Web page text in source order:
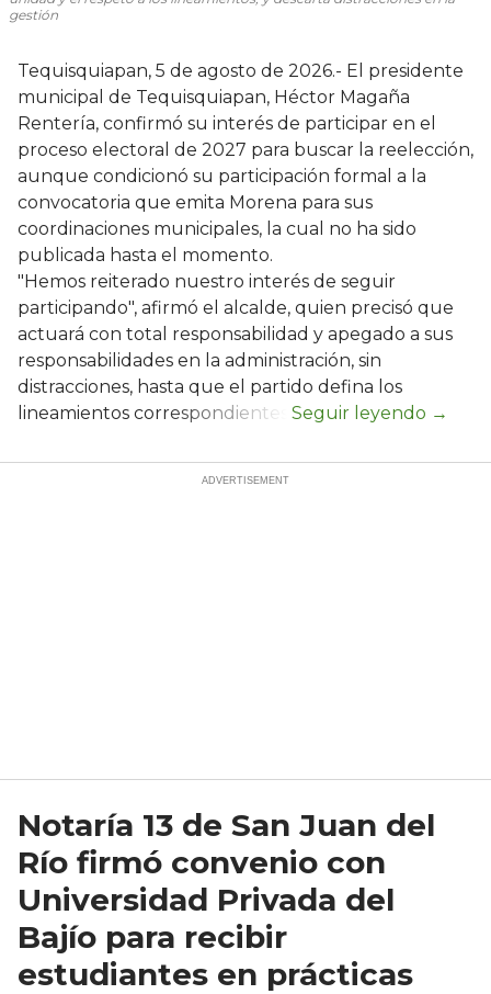
gestión
Tequisquiapan, 5 de agosto de 2026.- El presidente
municipal de Tequisquiapan, Héctor Magaña
Rentería, confirmó su interés de participar en el
proceso electoral de 2027 para buscar la reelección,
aunque condicionó su participación formal a la
convocatoria que emita Morena para sus
coordinaciones municipales, la cual no ha sido
publicada hasta el momento.
"Hemos reiterado nuestro interés de seguir
participando", afirmó el alcalde, quien precisó que
actuará con total responsabilidad y apegado a sus
responsabilidades en la administración, sin
distracciones, hasta que el partido defina los
lineamientos correspondientes.
Notaría 13 de San Juan del
Río firmó convenio con
Universidad Privada del
Bajío para recibir
estudiantes en prácticas